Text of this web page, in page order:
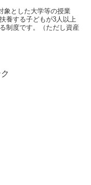
象とした大学等の授業
養する子どもが3人以上
制度です。（ただし資産